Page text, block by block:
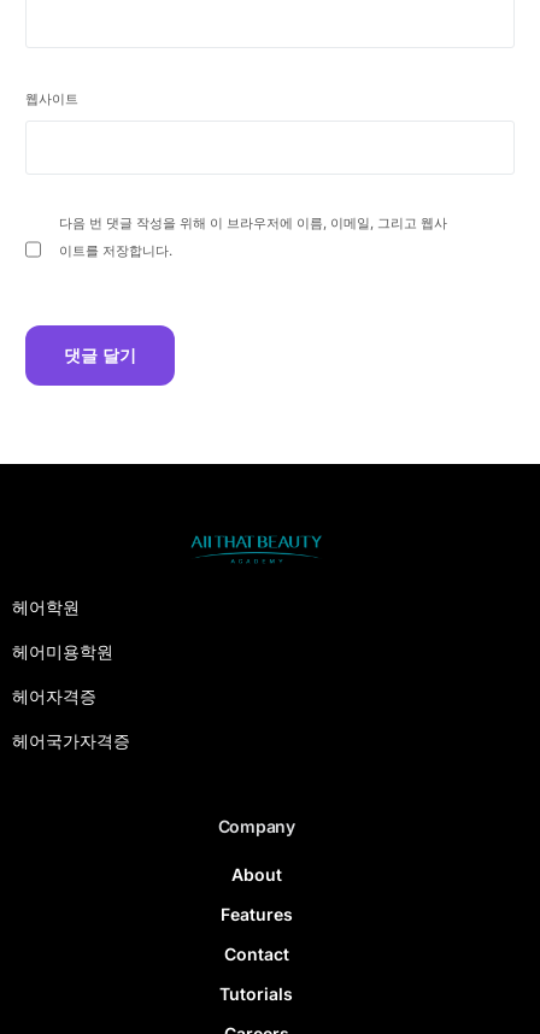
웹사이트
다음 번 댓글 작성을 위해 이 브라우저에 이름, 이메일, 그리고 웹사
이트를 저장합니다.
헤어학원
헤어미용학원
헤어자격증
헤어국가자격증
Company
About
Features
Contact
Tutorials